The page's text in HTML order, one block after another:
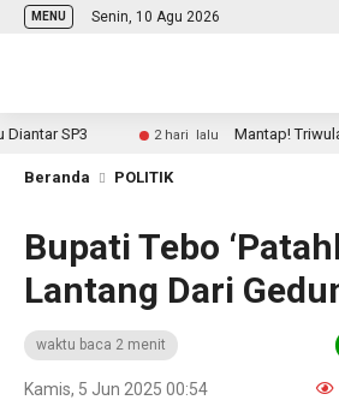
MENU Senin, 10 Agu 2026
SP3 2 hari lalu Mantap! Triwulan II
Beranda POLITIK
Bupati Tebo
Lantang Dari
waktu baca 2 menit
Kamis, 5 Jun 2025 00:54